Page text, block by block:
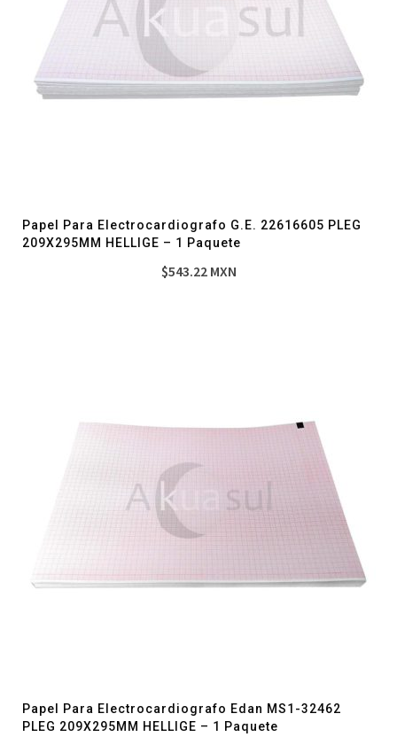
Papel Para Electrocardiografo G.E. 22616605 PLEG
209X295MM HELLIGE – 1 Paquete
$543.22MXN
Papel Para Electrocardiografo Edan MS1-32462
PLEG 209X295MM HELLIGE – 1 Paquete